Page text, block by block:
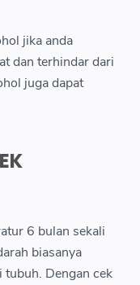
jika anda
dan terhindar dari
juga dapat
6 bulan sekali
biasanya
Dengan cek